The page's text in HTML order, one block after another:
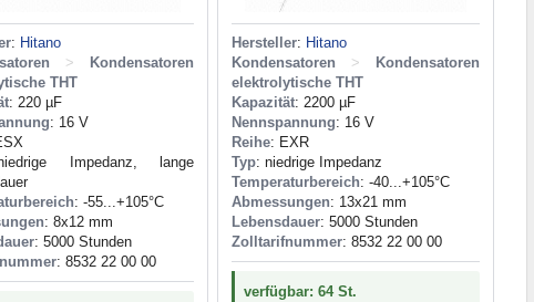
: Hitano
>
Kondensatoren
THT
: 220 µF
: 16 V
Impedanz, lange
: -55...+105°C
: 8x12 mm
: 5000 Stunden
: 8532 22 00 00
Hersteller: Hitano
Kondensatoren
>
Kondensatoren
elektrolytische THT
Kapazität: 2200 µF
Nennspannung: 16 V
Reihe: EXR
Typ: niedrige Impedanz
Temperaturbereich: -40...+105°C
Abmessungen: 13x21 mm
Lebensdauer: 5000 Stunden
Zolltarifnummer: 8532 22 00 00
verfügbar: 64 St.